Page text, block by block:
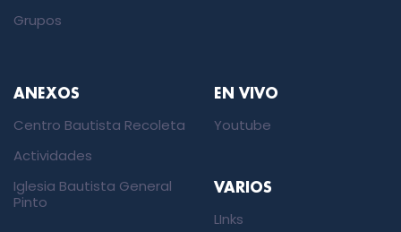
Grupos
ANEXOS
Centro Bautista Recoleta
Actividades
Iglesia Bautista General
Pinto
EN VIVO
Youtube
VARIOS
LInks